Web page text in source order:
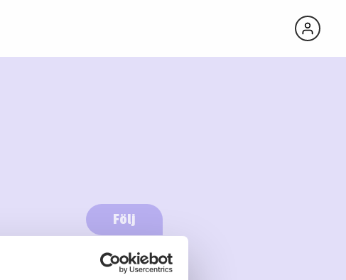
Följ
Logga in för att följa